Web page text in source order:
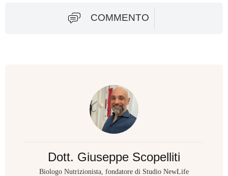
COMMENTO
Dott. Giuseppe Scopelliti
Biologo Nutrizionista, fondatore di Studio NewLife